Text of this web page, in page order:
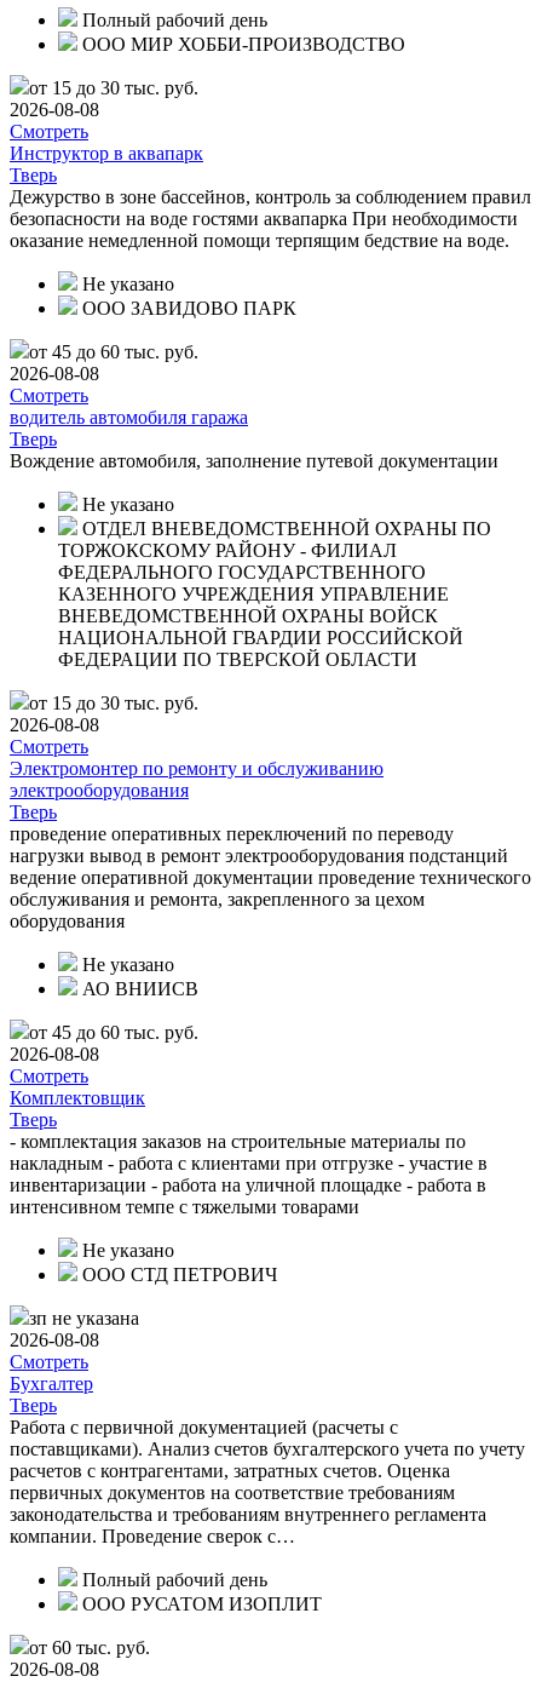
Полный рабочий день
ООО МИР ХОББИ-ПРОИЗВОДСТВО
от 15 до 30 тыс. руб.
2026-08-08
Смотреть
Инструктор в аквапарк
Тверь
Дежурство в зоне бассейнов, контроль за соблюдением правил
безопасности на воде гостями аквапарка При необходимости
оказание немедленной помощи терпящим бедствие на воде.
Не указано
ООО ЗАВИДОВО ПАРК
от 45 до 60 тыс. руб.
2026-08-08
Смотреть
водитель автомобиля гаража
Тверь
Вождение автомобиля, заполнение путевой документации
Не указано
ОТДЕЛ ВНЕВЕДОМСТВЕННОЙ ОХРАНЫ ПО
ТОРЖОКСКОМУ РАЙОНУ - ФИЛИАЛ
ФЕДЕРАЛЬНОГО ГОСУДАРСТВЕННОГО
КАЗЕННОГО УЧРЕЖДЕНИЯ УПРАВЛЕНИЕ
ВНЕВЕДОМСТВЕННОЙ ОХРАНЫ ВОЙСК
НАЦИОНАЛЬНОЙ ГВАРДИИ РОССИЙСКОЙ
ФЕДЕРАЦИИ ПО ТВЕРСКОЙ ОБЛАСТИ
от 15 до 30 тыс. руб.
2026-08-08
Смотреть
Электромонтер по ремонту и обслуживанию
электрооборудования
Тверь
проведение оперативных переключений по переводу
нагрузки вывод в ремонт электрооборудования подстанций
ведение оперативной документации проведение технического
обслуживания и ремонта, закрепленного за цехом
оборудования
Не указано
АО ВНИИСВ
от 45 до 60 тыс. руб.
2026-08-08
Смотреть
Комплектовщик
Тверь
- комплектация заказов на строительные материалы по
накладным - работа с клиентами при отгрузке - участие в
инвентаризации - работа на уличной площадке - работа в
интенсивном темпе с тяжелыми товарами
Не указано
ООО СТД ПЕТРОВИЧ
зп не указана
2026-08-08
Смотреть
Бухгалтер
Тверь
Работа с первичной документацией (расчеты с
поставщиками). Анализ счетов бухгалтерского учета по учету
расчетов с контрагентами, затратных счетов. Оценка
первичных документов на соответствие требованиям
законодательства и требованиям внутреннего регламента
компании. Проведение сверок с…
Полный рабочий день
ООО РУСАТОМ ИЗОПЛИТ
от 60 тыс. руб.
2026-08-08